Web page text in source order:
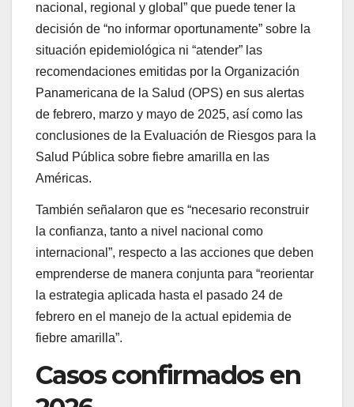
nacional, regional y global” que puede tener la
decisión de “no informar oportunamente” sobre la
situación epidemiológica ni “atender” las
recomendaciones emitidas por la Organización
Panamericana de la Salud (OPS) en sus alertas
de febrero, marzo y mayo de 2025, así como las
conclusiones de la Evaluación de Riesgos para la
Salud Pública sobre fiebre amarilla en las
Américas.
También señalaron que es “necesario reconstruir
la confianza, tanto a nivel nacional como
internacional”, respecto a las acciones que deben
emprenderse de manera conjunta para “reorientar
la estrategia aplicada hasta el pasado 24 de
febrero en el manejo de la actual epidemia de
fiebre amarilla”.
Casos confirmados en